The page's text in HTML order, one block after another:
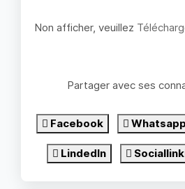
Non afficher, veuillez
Partager avec ses
Facebook Whatsapp
LindedIn